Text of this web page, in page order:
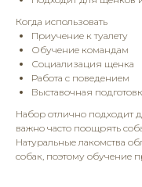
Когда использовать
Приучение к туалету
Обучение командам
Социализация щенка
Работа с поведением
Выставочная
Набор отлично подходит
важно часто поощрять
Натуральные лакомства
собак, поэтому обучение